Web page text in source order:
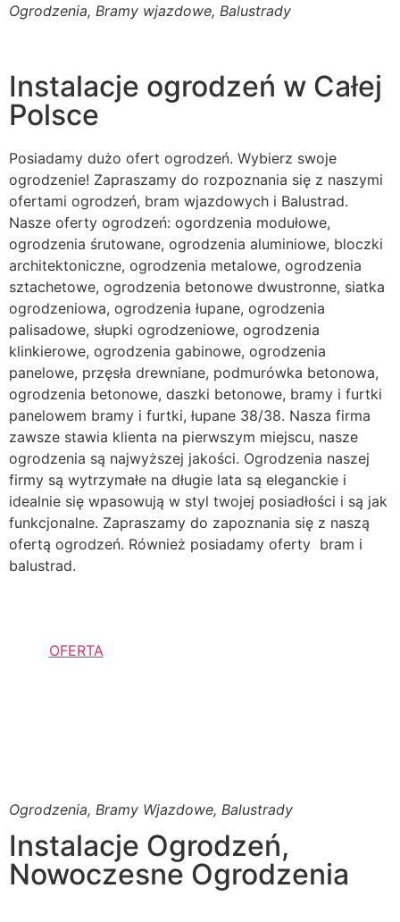
Ogrodzenia, Bramy wjazdowe, Balustrady
Instalacje ogrodzeń w Całej
Polsce
Posiadamy dużo ofert ogrodzeń. Wybierz swoje
ogrodzenie! Zapraszamy do rozpoznania się z naszymi
ofertami ogrodzeń, bram wjazdowych i Balustrad.
Nasze oferty ogrodzeń: ogordzenia modułowe,
ogrodzenia śrutowane, ogrodzenia aluminiowe, bloczki
architektoniczne, ogrodzenia metalowe, ogrodzenia
sztachetowe, ogrodzenia betonowe dwustronne, siatka
ogrodzeniowa, ogrodzenia łupane, ogrodzenia
palisadowe, słupki ogrodzeniowe, ogrodzenia
klinkierowe, ogrodzenia gabinowe, ogrodzenia
panelowe, przęsła drewniane, podmurówka betonowa,
ogrodzenia betonowe, daszki betonowe, bramy i furtki
panelowem bramy i furtki, łupane 38/38. Nasza firma
zawsze stawia klienta na pierwszym miejscu, nasze
ogrodzenia są najwyższej jakości. Ogrodzenia naszej
firmy są wytrzymałe na długie lata są eleganckie i
idealnie się wpasowują w styl twojej posiadłości i są jak
funkcjonalne. Zapraszamy do zapoznania się z naszą
ofertą ogrodzeń. Również posiadamy oferty bram i
balustrad.
OFERTA
Ogrodzenia, Bramy Wjazdowe, Balustrady
Instalacje Ogrodzeń,
Nowoczesne Ogrodzenia